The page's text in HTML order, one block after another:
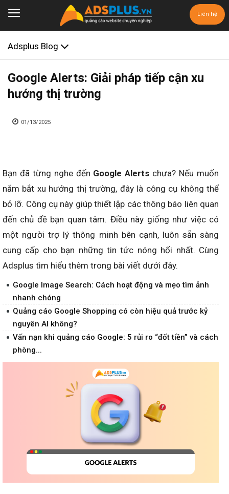
Liên hệ
Adsplus Blog
Google Alerts: Giải pháp tiếp cận xu
hướng thị trường
01/13/2025
Bạn đã từng nghe đến Google Alerts chưa? Nếu muốn
nắm bắt xu hướng thị trường, đây là công cụ không thể
bỏ lỡ. Công cụ này giúp thiết lập các thông báo liên quan
đến chủ đề bạn quan tâm. Điều này giống như việc có
một người trợ lý thông minh bên cạnh, luôn sẵn sàng
cung cấp cho bạn những tin tức nóng hổi nhất. Cùng
Adsplus tìm hiểu thêm trong bài viết dưới đây.
Google Image Search: Cách hoạt động và mẹo tìm ảnh
nhanh chóng
Quảng cáo Google Shopping có còn hiệu quả trước kỷ
nguyên AI không?
Vấn nạn khi quảng cáo Google: 5 rủi ro “đốt tiền” và cách
phòng...